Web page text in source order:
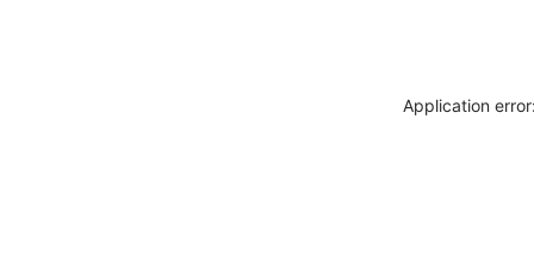
Application